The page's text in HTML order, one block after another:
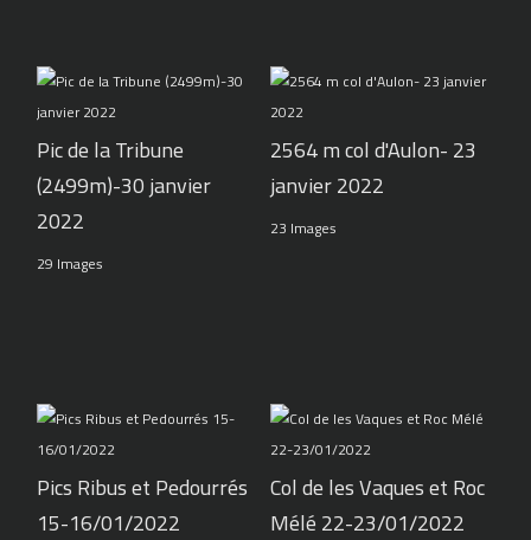
Pic de la Tribune
(2499m)-30 janvier
2022
29 Images
2564 m col d'Aulon- 23
janvier 2022
23 Images
Pics Ribus et Pedourrés
15-16/01/2022
Col de les Vaques et Roc
Mélé 22-23/01/2022